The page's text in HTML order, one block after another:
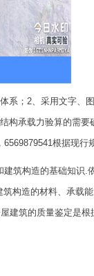
系；2、采用文字、
构承载力验算的需
根据现行
筑构造的基础知识.
构造的材料、承载
建筑的质量鉴定是